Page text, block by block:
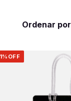
Ordenar por
OFF